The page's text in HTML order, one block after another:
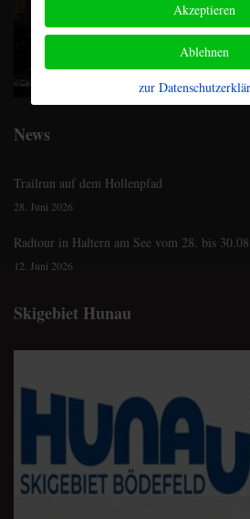
News
Trailrun auf dem Hollenpfad
28. Juni 2026
Radtour in Haltern am See vom 28. bis 30.08.
12. Juni 2026
Skigebiet Hunau
Akzeptieren
Ablehnen
zur